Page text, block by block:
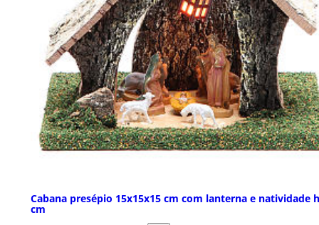
Cabana presépio 15x15x15 cm com lanterna e natividade
cm